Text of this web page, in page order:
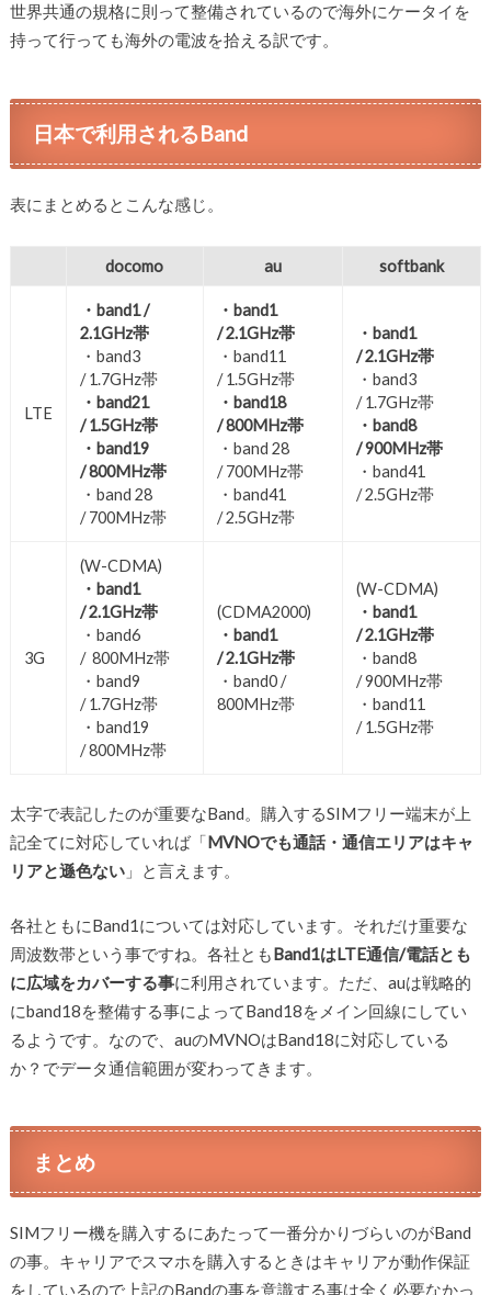
世界共通の規格に則って整備されているので海外にケータイを
持って行っても海外の電波を拾える訳です。
日本で利用されるBand
表にまとめるとこんな感じ。
docomo au softbank
LTE
・band1 /
2.1GHz帯
・band3
/ 1.7GHz帯
・band21
/ 1.5GHz帯
・band19
/ 800MHz帯
・band 28
/ 700MHz帯
・band1
/ 2.1GHz帯
・band11
/ 1.5GHz帯
・band18
/ 800MHz帯
・band 28
/ 700MHz帯
・band41
/ 2.5GHz帯
・band1
/ 2.1GHz帯
・band3
/ 1.7GHz帯
・band8
/ 900MHz帯
・band41
/ 2.5GHz帯
3G
(W-CDMA)
・band1
/ 2.1GHz帯
・band6
/ 800MHz帯
・band9
/ 1.7GHz帯
・band19
/ 800MHz帯
(CDMA2000)
・band1
/ 2.1GHz帯
・band0 /
800MHz帯
(W-CDMA)
・band1
/ 2.1GHz帯
・band8
/ 900MHz帯
・band11
/ 1.5GHz帯
太字で表記したのが重要なBand。購入するSIMフリー端末が上
記全てに対応していれば「MVNOでも通話・通信エリアはキャ
リアと遜色ない」と言えます。
各社ともにBand1については対応しています。それだけ重要な
周波数帯という事ですね。各社ともBand1はLTE通信/電話とも
に広域をカバーする事に利用されています。ただ、auは戦略的
にband18を整備する事によってBand18をメイン回線にしてい
るようです。なので、auのMVNOはBand18に対応している
か？でデータ通信範囲が変わってきます。
まとめ
SIMフリー機を購入するにあたって一番分かりづらいのがBand
の事。キャリアでスマホを購入するときはキャリアが動作保証
をしているので上記のBandの事を意識する事は全く必要なかっ